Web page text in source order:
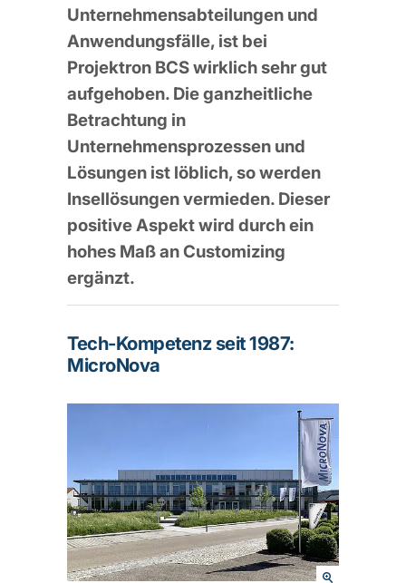
Unternehmensabteilungen und
Anwendungsfälle, ist bei
Projektron BCS wirklich sehr gut
aufgehoben. Die ganzheitliche
Betrachtung in
Unternehmensprozessen und
Lösungen ist löblich, so werden
Insellösungen vermieden. Dieser
positive Aspekt wird durch ein
hohes Maß an Customizing
ergänzt.
Tech-Kompetenz seit 1987:
MicroNova